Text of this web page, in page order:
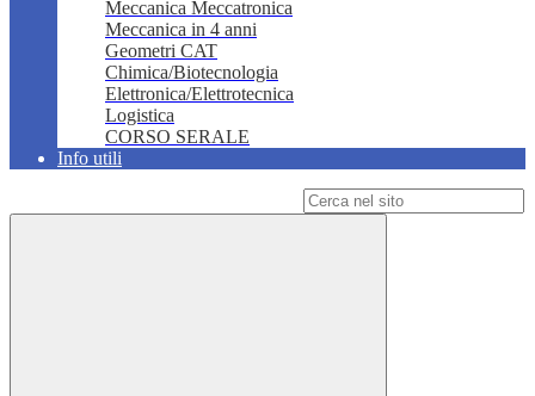
Meccanica Meccatronica
Meccanica in 4 anni
Geometri CAT
Chimica/Biotecnologia
Elettronica/Elettrotecnica
Logistica
CORSO SERALE
Info utili